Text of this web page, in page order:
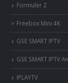
Formuler Z
Freebox Mini 4K
‎GSE SMART IPTV
GSE SMART IPTV
IPLAYTV